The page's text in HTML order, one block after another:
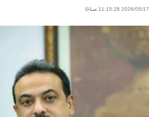
2026/05/17 11:15:28 صباحًا